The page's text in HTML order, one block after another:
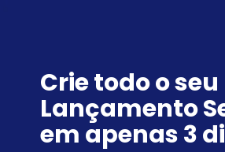
Crie todo o seu
Lançamento
em apenas 3